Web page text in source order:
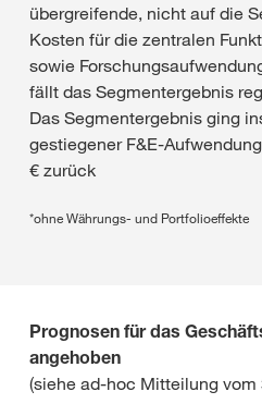
übergreifende, nicht auf die
Kosten für die zentralen
sowie
fällt das Segmentergebnis
Das Segmentergebnis ging
gestiegener F&E-
€ zurück
*ohne Währungs- und Portfolioeffekte
Prognosen für das
angehoben
(siehe ad-hoc Mitteilung vom